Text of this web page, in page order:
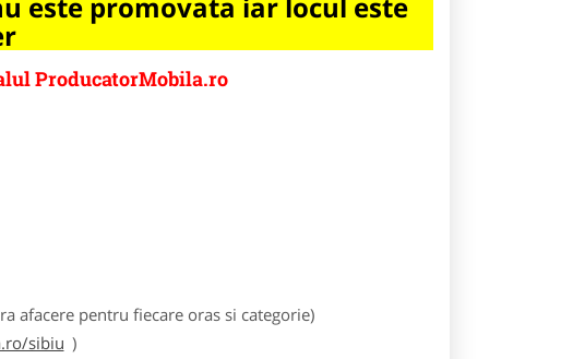
ProducatorMobila.ro
afacere pentru fiecare oras si categorie)
sibiu )